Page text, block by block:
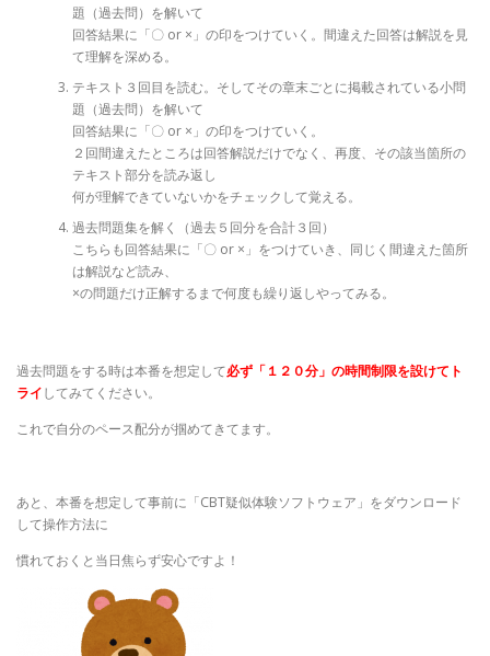
題（過去問）を解いて
回答結果に「〇 or ×」の印をつけていく。間違えた回答は解説を見
て理解を深める。
テキスト３回目を読む。そしてその章末ごとに掲載されている小問
題（過去問）を解いて
回答結果に「〇 or ×」の印をつけていく。
２回間違えたところは回答解説だけでなく、再度、その該当箇所の
テキスト部分を読み返し
何が理解できていないかをチェックして覚える。
過去問題集を解く（過去５回分を合計３回）
こちらも回答結果に「〇 or ×」をつけていき、同じく間違えた箇所
は解説など読み、
×の問題だけ正解するまで何度も繰り返しやってみる。
過去問題をする時は本番を想定して必ず「１２０分」の時間制限を設けてト
ライしてみてください。
これで自分のペース配分が掴めてきてます。
あと、本番を想定して事前に「CBT疑似体験ソフトウェア」をダウンロード
して操作方法に
慣れておくと当日焦らず安心ですよ！